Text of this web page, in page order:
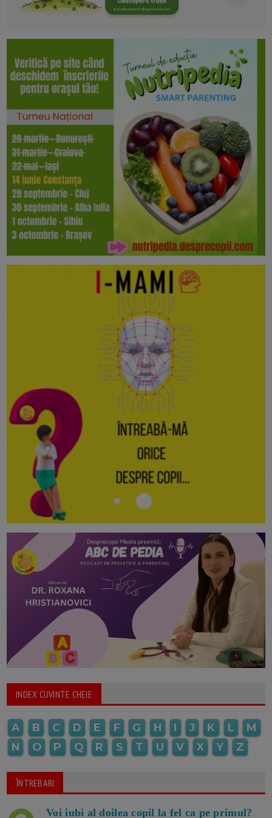
INDEX CUVINTE CHEIE
A B C D E F G H I J K L
M
N
O P Q R S T U V X Y Z
ÎNTREBARI
Voi iubi al doilea copil la fel ca pe primul?